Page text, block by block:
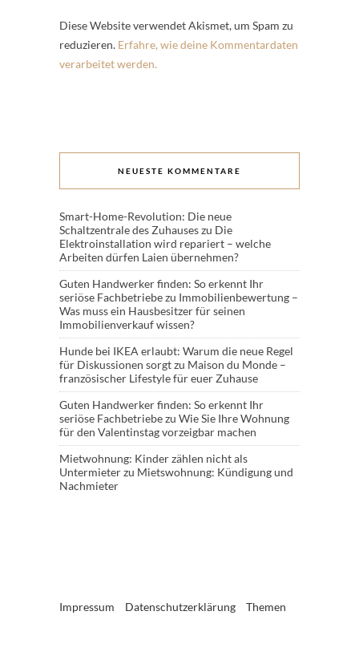
Diese Website verwendet Akismet, um Spam zu
reduzieren. Erfahre, wie deine Kommentardaten
verarbeitet werden.
NEUESTE KOMMENTARE
Smart-Home-Revolution: Die neue
Schaltzentrale des Zuhauseszu Die
Elektroinstallation wird repariert – welche
Arbeiten dürfen Laien übernehmen?
Guten Handwerker finden: So erkennt Ihr
seriöse Fachbetriebezu Immobilienbewertung –
Was muss ein Hausbesitzer für seinen
Immobilienverkauf wissen?
Hunde bei IKEA erlaubt: Warum die neue Regel
für Diskussionen sorgtzu Maison du Monde –
französischer Lifestyle für euer Zuhause
Guten Handwerker finden: So erkennt Ihr
seriöse Fachbetriebezu Wie Sie Ihre Wohnung
für den Valentinstag vorzeigbar machen
Mietwohnung: Kinder zählen nicht als
Untermieterzu Mietswohnung: Kündigung und
Nachmieter
Impressum Datenschutzerklärung Themen